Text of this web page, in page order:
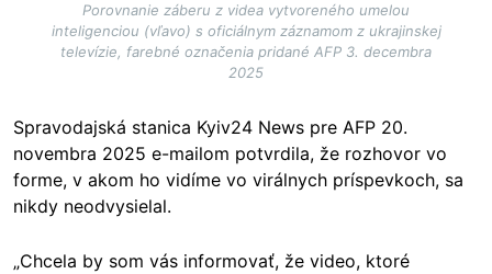
Porovnanie záberu z videa vytvoreného umelou
inteligenciou (vľavo) s oficiálnym záznamom z ukrajinskej
televízie, farebné označenia pridané AFP 3. decembra
2025
Spravodajská stanica Kyiv24 News pre AFP 20.
novembra 2025 e-mailom potvrdila, že rozhovor vo
forme, v akom ho vidíme vo virálnych príspevkoch, sa
nikdy neodvysielal.
„Chcela by som vás informovať, že video, ktoré